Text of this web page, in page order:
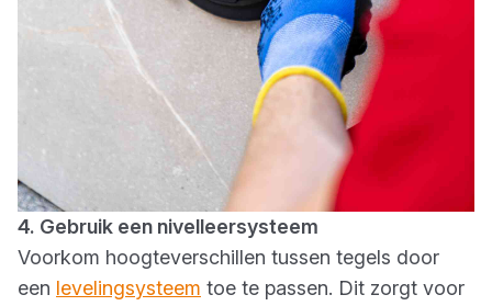
4. Gebruik een nivelleersysteem
Voorkom hoogteverschillen tussen tegels door
een levelingsysteem toe te passen. Dit zorgt voor